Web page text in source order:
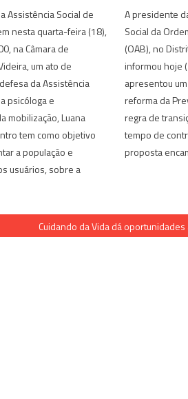
Assistência Social de
nesta quarta-feira (18),
na Câmara de
um ato de
da Assistência
psicóloga e
mobilização, Luana
tem como objetivo
a população e
usuários, sobre a
A presidente
Social da
(OAB), no
informou hoje
apresentou
reforma da
regra de
tempo de
proposta
Cuidando da Vida dá